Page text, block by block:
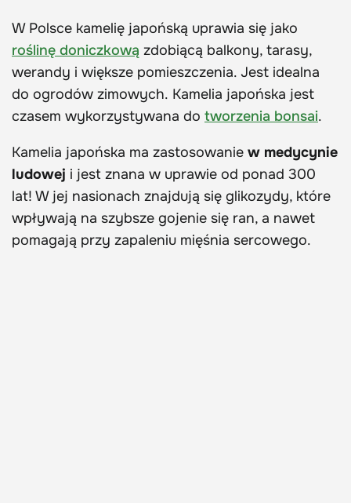
W Polsce kamelię japońską uprawia się jako
roślinę doniczkową zdobiącą balkony, tarasy,
werandy i większe pomieszczenia. Jest idealna
do ogrodów zimowych. Kamelia japońska jest
czasem wykorzystywana do tworzenia bonsai.
Kamelia japońska ma zastosowanie w medycynie
ludowej i jest znana w uprawie od ponad 300
lat! W jej nasionach znajdują się glikozydy, które
wpływają na szybsze gojenie się ran, a nawet
pomagają przy zapaleniu mięśnia sercowego.